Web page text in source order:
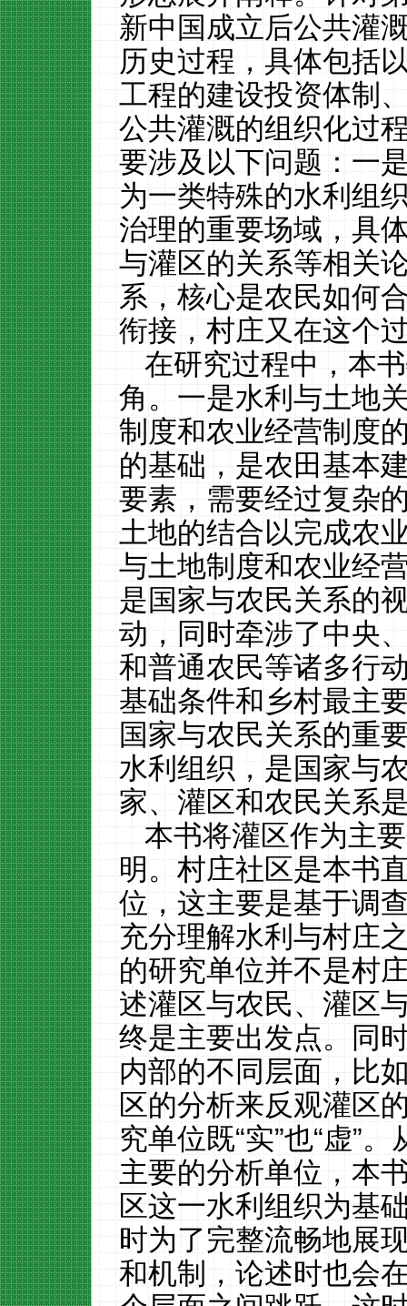
新中国成立后公共灌
历史过程，具体包括
工程的建设投资体制
公共灌溉的组织化过
要涉及以下问题：一
为一类特殊的水利组
治理的重要场域，具
与灌区的关系等相关
系，核心是农民如何
衔接，村庄又在这个
在研究过程中，本
角。一是水利与土地
制度和农业经营制度
的基础，是农田基本
要素，需要经过复杂
土地的结合以完成农
与土地制度和农业经
是国家与农民关系的
动，同时牵涉了中央
和普通农民等诸多行
基础条件和乡村最主
国家与农民关系的重
水利组织，是国家与
家、灌区和农民关系
本书将灌区作为主
明。村庄社区是本书
位，这主要是基于调
充分理解水利与村庄
的研究单位并不是村
述灌区与农民、灌区
终是主要出发点。同
内部的不同层面，比
区的分析来反观灌区
究单位既“实”也“虚”
主要的分析单位，本
区这一水利组织为基
时为了完整流畅地展
和机制，论述时也会